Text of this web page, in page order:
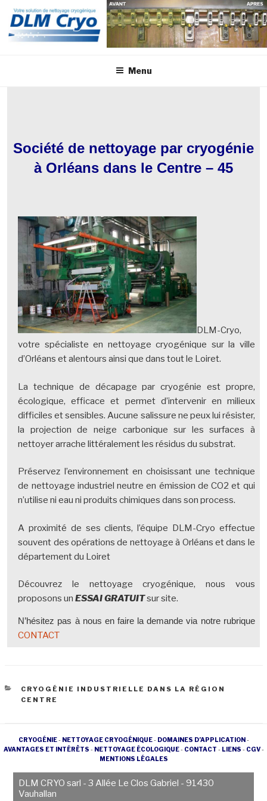
Aller
contenu
Menu
Société de nettoyage par cryogénie
à Orléans dans le Centre – 45
DLM-Cryo,
votre spécialiste en nettoyage cryogénique sur la ville
d’Orléans et alentours ainsi que dans tout le Loiret.
La technique de décapage par cryogénie est propre,
écologique, efficace et permet d’intervenir en milieux
difficiles et sensibles. Aucune salissure ne peux lui résister,
la projection de neige carbonique sur les surfaces à
nettoyer arrache littéralement les résidus du substrat.
Préservez l’environnement en choisissant une technique
de nettoyage industriel neutre en émission de CO2 et qui
n’utilise ni eau ni produits chimiques dans son process.
A proximité de ses clients, l’équipe DLM-Cryo effectue
souvent des opérations de nettoyage à Orléans et dans le
département du Loiret
Découvrez le nettoyage cryogénique, nous vous
proposons unESSAI GRATUITsur site.
N’hésitez pas à nous en faire la demande via notre rubrique
CONTACT
CATÉGORIES
CRYOGÉNIE INDUSTRIELLE DANS LA RÉGION
CENTRE
CRYOGÉNIE- NETTOYAGE CRYOGÉNIQUE- DOMAINES D’APPLICATION -
AVANTAGES ET INTÉRÊTS - NETTOYAGE ÉCOLOGIQUE- CONTACT - LIENS - CGV-
MENTIONS LÉGALES
DLM CRYO sarl - 3 Allée Le Clos Gabriel - 91430
Vauhallan